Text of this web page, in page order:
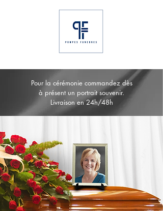
Pour la cérémonie commandez dès
à présent un portrait souvenir.
Livraison en 24h/48h